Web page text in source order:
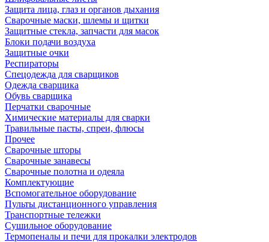
Защита лица, глаз и органов дыхания
Сварочные маски, шлемы и щитки
Защитные стекла, запчасти для масок
Блоки подачи воздуха
Защитные очки
Респираторы
Спецодежда для сварщиков
Одежда сварщика
Обувь сварщика
Перчатки сварочные
Химические материалы для сварки
Травильные пасты, спреи, флюсы
Прочее
Сварочные шторы
Сварочные занавесы
Сварочные полотна и одеяла
Комплектующие
Вспомогательное оборудование
Пульты дистанционного управления
Транспортные тележки
Сушильное оборудование
Термопеналы и печи для прокалки электродов